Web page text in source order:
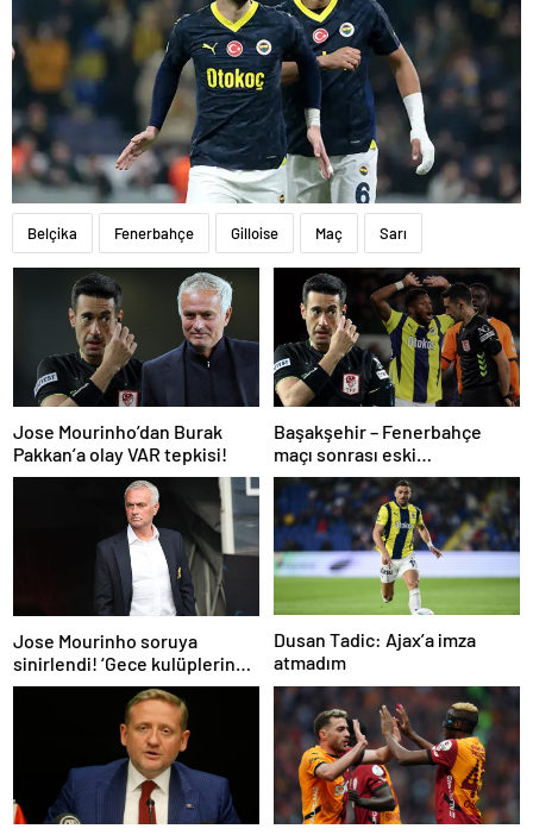
Belçika Fenerbahçe Gilloise Maç Sarı
Jose Mourinho’dan Burak
Pakkan’a olay VAR tepkisi!
Başakşehir – Fenerbahçe
maçı sonrası eski
hakemlerden penaltı ve gol
iptali çıkışı! ‘2 kırmızı kartı
atladı’
Jose Mourinho soruya
sinirlendi! ‘Gece kulüplerine
gidip keyif alıyorum’
Dusan Tadic: Ajax’a imza
atmadım